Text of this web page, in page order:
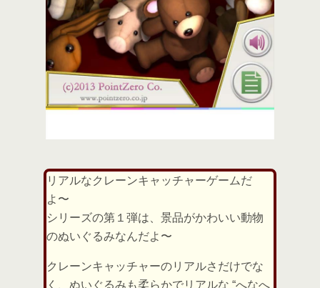
リアルなクレーンキャッチャーゲームだ
よ〜
シリーズの第１弾は、景品がかわいい動物
のぬいぐるみなんだよ〜
クレーンキャッチャーのリアルさだけでな
く、ぬいぐるみも柔らかでリアルな “へなへ